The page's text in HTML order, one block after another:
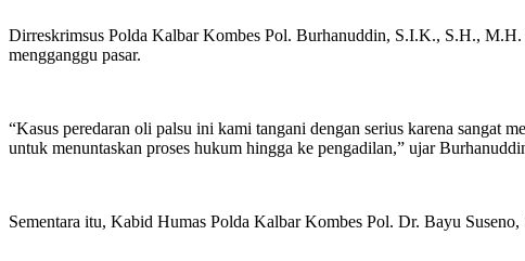
Dirreskrimsus Polda Kalbar Kombes Pol. Burhanuddin, S.I.K., S.H., M.H.
mengganggu pasar.
“Kasus peredaran oli palsu ini kami tangani dengan serius karena sangat
untuk menuntaskan proses hukum hingga ke pengadilan,” ujar
Sementara itu, Kabid Humas Polda Kalbar Kombes Pol. Dr. Bayu